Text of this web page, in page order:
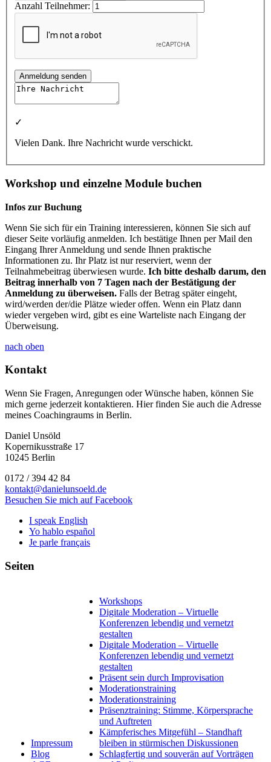
Anzahl Teilnehmer:
Anmeldung senden
✓
Vielen Dank. Ihre Nachricht wurde verschickt.
Workshop und einzelne Module buchen
Infos zur Buchung
Wenn Sie sich für ein Training interessieren, können Sie sich auf
dieser Seite vorläufig anmelden. Ich bestätige Ihnen per Mail den
Eingang Ihrer Anmeldung und sende Ihnen praktische
Informationen zu. Ihr Platz ist nur reserviert, wenn der
Teilnahmebeitrag überwiesen wurde. Ich bitte deshalb darum, den
Beitrag innerhalb von 7 Tagen nach der Bestätigung der
Anmeldung zu überweisen. Falls der Betrag später eingeht,
wird/werden der/die Plätze wieder offen. Wenn ein Platz dann
wieder vergeben wird, gibt es eine Warteliste nach Eingang der
Überweisung.
nach oben
Kontakt
Wenn Sie Fragen, Anregungen oder Wünsche haben, können Sie
mich gerne jederzeit kontaktieren. Hier finden Sie auch die Adresse
meines Coachingraums in Berlin.
Daniel Unsöld
Kopernikusstraße 17
10245 Berlin
0172 / 394 42 84
kontakt@danielunsoeld.de
Besuchen Sie mich auf Facebook
I speak English
Yo hablo español
Je parle français
Seiten
Impressum
Blog
Workshops
Digitale Moderation – Virtuelle
Konferenzen lebendig und vernetzt
gestalten
Digitale Moderation – Virtuelle
Konferenzen lebendig und vernetzt
gestalten
Präsent sein durch Improvisation
Moderationstraining
Moderationstraining
Präsenztraining: Stimme, Körpersprache
und Auftreten
Kämpferisches Mitgefühl – Standhaft
bleiben in stürmischen Diskussionen
Schlagfertig und souverän auf Vorträgen